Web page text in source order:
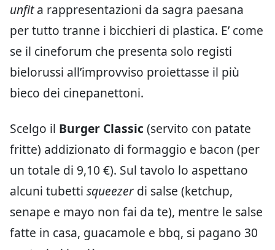
unfita rappresentazioni da sagra paesana
per tutto tranne i bicchieri di plastica. E’ come
se il cineforum che presenta solo registi
bielorussi all’improvviso proiettasse il più
bieco dei cinepanettoni.
Scelgo il Burger Classic (servito con patate
fritte) addizionato di formaggio e bacon (per
un totale di 9,10 €). Sul tavolo lo aspettano
alcuni tubetti squeezerdi salse (ketchup,
senape e mayo non fai da te), mentre le salse
fatte in casa, guacamole e bbq, si pagano 30